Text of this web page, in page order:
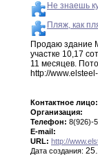
Не знаешь
Пляж, как
Продаю здание
участке 10,17
11 месяцев.
http://www.
Контактное лицо:
Организация:
Телефон: 8(926)-
E-mail:
URL: http://
Дата создания: